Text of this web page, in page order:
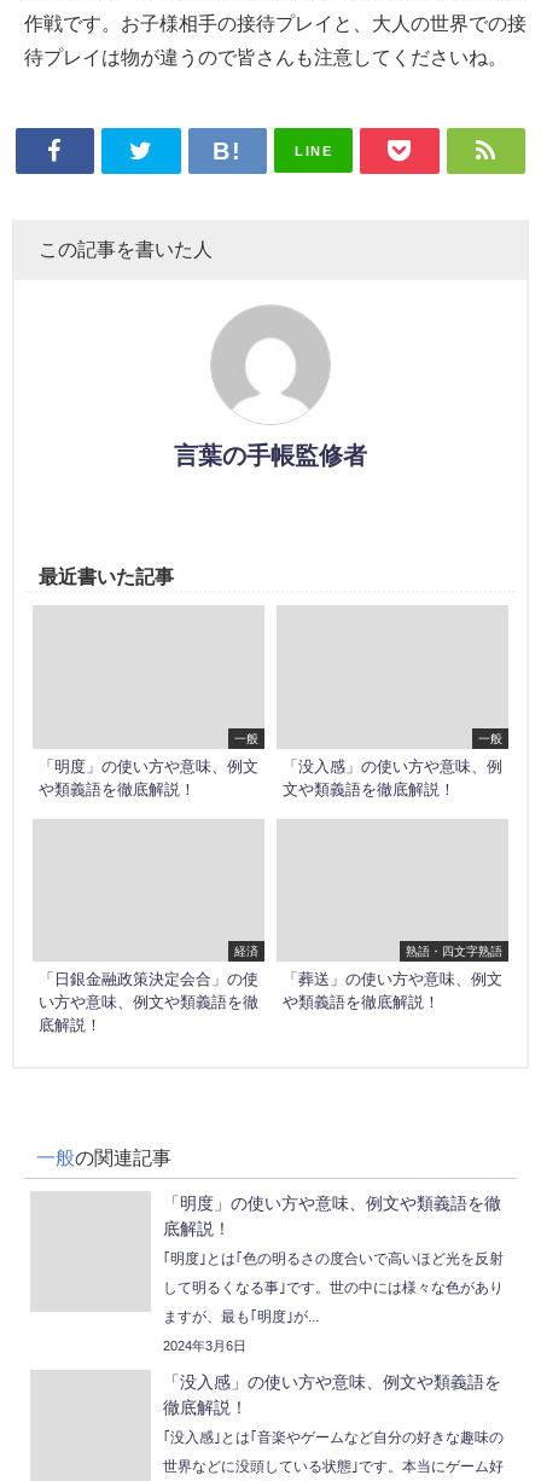
作戦です。お子様相手の接待プレイと、大人の世界での接
待プレイは物が違うので皆さんも注意してくださいね。
LINE
この記事を書いた人
言葉の手帳監修者
最近書いた記事
一般
「明度」の使い方や意味、例文
や類義語を徹底解説！
一般
「没入感」の使い方や意味、例
文や類義語を徹底解説！
経済
「日銀金融政策決定会合」の使
い方や意味、例文や類義語を徹
底解説！
熟語・四文字熟語
「葬送」の使い方や意味、例文
や類義語を徹底解説！
一般の関連記事
「明度」の使い方や意味、例文や類義語を徹
底解説！
｢明度｣とは｢色の明るさの度合いで高いほど光を反射
して明るくなる事｣です。世の中には様々な色があり
ますが、最も｢明度｣が...
2024年3月6日
「没入感」の使い方や意味、例文や類義語を
徹底解説！
｢没入感｣とは｢音楽やゲームなど自分の好きな趣味の
世界などに没頭している状態｣です。本当にゲーム好